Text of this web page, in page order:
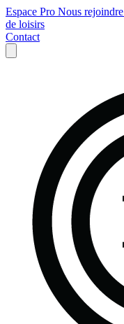
Espace Pro Nous rejoindre
de loisirs
Contact